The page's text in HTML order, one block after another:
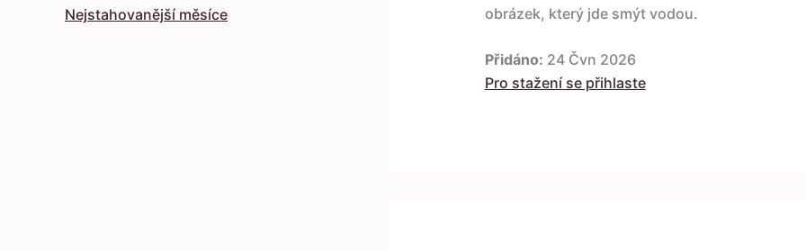
Nejstahovanější měsíce
obrázek, který jde smýt vodou.
Přidáno: 24 Čvn 2026
Pro stažení se přihlaste